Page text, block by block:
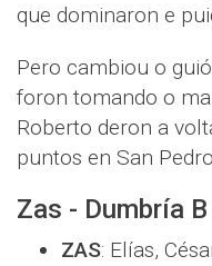
que dominaron e
Pero cambiou o
foron tomando o
Roberto deron a
puntos en San
Zas - Dumbría
ZAS: Elías,